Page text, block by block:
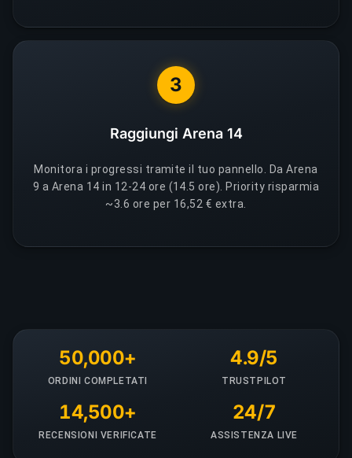
3
Raggiungi Arena 14
Monitora i progressi tramite il tuo pannello. Da Arena
9 a Arena 14 in 12-24 ore (14.5 ore). Priority risparmia
~3.6 ore per 16,52 € extra.
50,000+
ORDINI COMPLETATI
4.9/5
TRUSTPILOT
14,500+
RECENSIONI VERIFICATE
24/7
ASSISTENZA LIVE